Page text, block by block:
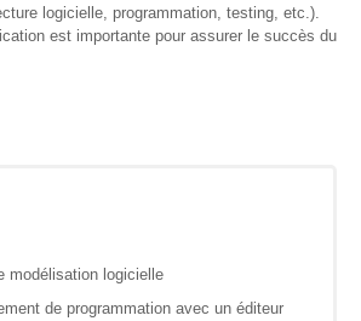
logicielle, programmation, testing, etc.).
est importante pour assurer le succès du
modélisation logicielle
de programmation avec un éditeur